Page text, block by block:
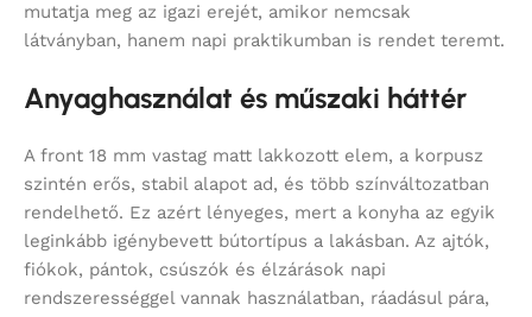
mutatja meg az igazi erejét, amikor nemcsak
látványban, hanem napi praktikumban is rendet teremt.
Anyaghasználat és műszaki háttér
A front 18 mm vastag matt lakkozott elem, a korpusz
szintén erős, stabil alapot ad, és több színváltozatban
rendelhető. Ez azért lényeges, mert a konyha az egyik
leginkább igénybevett bútortípus a lakásban. Az ajtók,
fiókok, pántok, csúszók és élzárások napi
rendszerességgel vannak használatban, ráadásul pára,